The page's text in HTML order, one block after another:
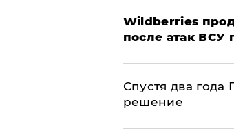
​Wildberries
после атак ВСУ
Спустя два года
решение